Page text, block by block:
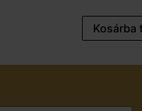
Kosárba